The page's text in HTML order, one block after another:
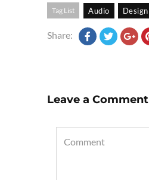
Tag List Audio Design
Share:
Leave a Comment